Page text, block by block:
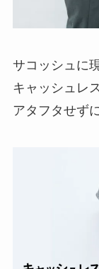
サコッシュに
キャッシュレ
アタフタせず